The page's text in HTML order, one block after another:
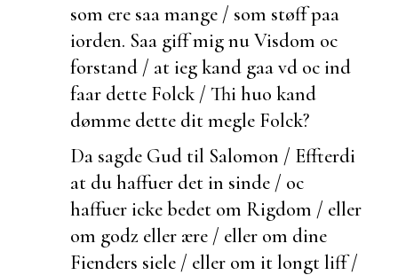
som ere saa mange / som støff paa
iorden. Saa giff mig nu Visdom oc
forstand / at ieg kand gaa vd oc ind
faar dette Folck / Thi huo kand
dømme dette ditmegle Folck?
Da sagde Gud til Salomon / Effterdi
at du haffuer det in sinde / oc
haffuer icke bedet om Rigdom / eller
om godz eller ære / eller om dine
Fienders siele / eller om it longt liff /